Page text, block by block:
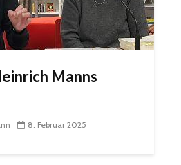
Manns
8. Februar 2025